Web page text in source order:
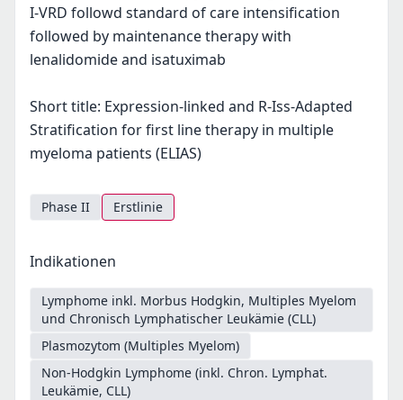
I-VRD followd standard of care intensification
followed by maintenance therapy with
lenalidomide and isatuximab
Short title: Expression-linked and R-Iss-Adapted
Stratification for first line therapy in multiple
myeloma patients (ELIAS)
Phase II Erstlinie
Indikationen
Lymphome inkl. Morbus Hodgkin, Multiples Myelom
und Chronisch Lymphatischer Leukämie (CLL)
Plasmozytom (Multiples Myelom)
Non-Hodgkin Lymphome (inkl. Chron. Lymphat.
Leukämie, CLL)